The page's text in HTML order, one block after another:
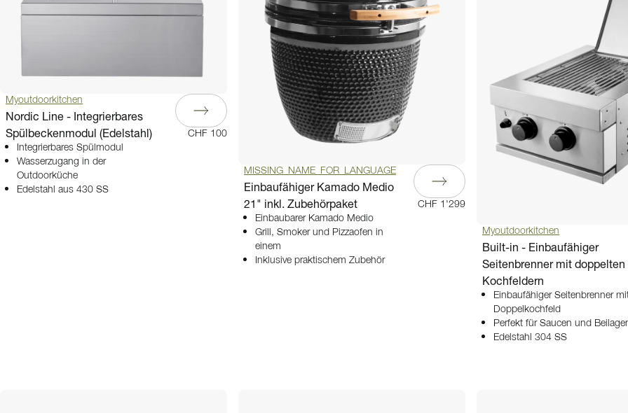
Myoutdoorkitchen
Nordic Line - Integrierbares
Spülbeckenmodul (Edelstahl)
Integrierbares Spülmodul
Wasserzugang in der
Outdoorküche
Edelstahl aus 430 SS
CHF 100
MISSING_NAME_FOR_LANGUAGE
Einbaufähiger Kamado Medio
21" inkl. Zubehörpaket
Einbaubarer Kamado Medio
Grill, Smoker und Pizzaofen in
einem
Inklusive praktischem Zubehör
CHF 1'299
Myoutdoorkitchen
Built-in - Einbaufähiger
Seitenbrenner mit doppelten
Kochfeldern
Einbaufähiger Seitenbrenner
Doppelkochfeld
Perfekt für Saucen und
Edelstahl 304 SS